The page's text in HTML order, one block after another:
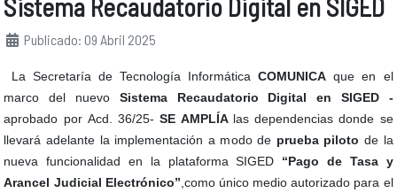
Sistema Recaudatorio Digital en SIGED
DetallesPublicado: 09 Abril 2025
La Secretaría de Tecnología InformáticaCOMUNICA que en el
marco del nuevo Sistema Recaudatorio Digital en SIGED -
aprobado por Acd. 36/25-SE AMPLÍA las dependencias donde se
llevará adelante la implementación a modo de prueba piloto de la
nueva funcionalidad en la plataforma SIGED “Pago de Tasa y
Arancel Judicial Electrónico” ,como único medio autorizado para el